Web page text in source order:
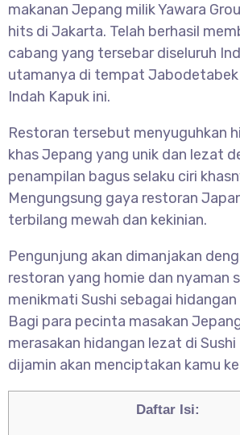
makanan Jepang milik Yawara
hits di Jakarta. Telah berhasil
cabang yang tersebar diseluruh
utamanya di tempat
Indah Kapuk ini.
Restoran tersebut menyuguhkan
khas Jepang yang unik dan lezat
penampilan bagus selaku ciri
Mengungsung gaya restoran
terbilang mewah dan kekinian.
Pengunjung akan dimanjakan
restoran yang homie dan nyaman
menikmati Sushi sebagai
Bagi para pecinta masakan
merasakan hidangan lezat di Sushi
dijamin akan menciptakan kamu
Daftar Isi: